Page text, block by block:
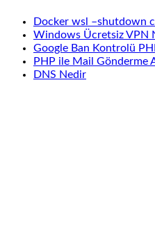
Docker wsl –shutdown
Windows Ücretsiz VPN
Google Ban Kontrolü
PHP ile Mail Gönderme
DNS Nedir